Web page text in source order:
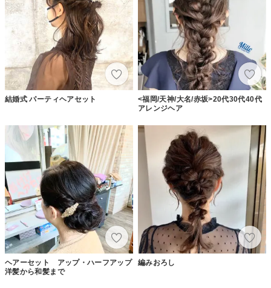
結婚式 パーティヘアセット
<福岡/天神/大名/赤坂>20代30代40代
アレンジヘア
ヘアーセット アップ・ハーフアップ
洋髪から和髪まで
編みおろし